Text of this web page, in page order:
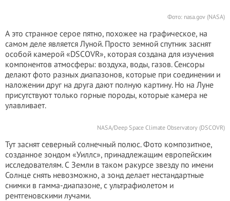
Фото: nasa.gov (NASA)
А это странное серое пятно, похожее на графическое, на
самом деле является Луной. Просто земной спутник заснят
особой камерой «DSCOVR», которая создана для изучения
компонентов атмосферы: воздуха, воды, газов. Сенсоры
делают фото разных диапазонов, которые при соединении и
наложении друг на друга дают полную картину. Но на Луне
присутствуют только горные породы, которые камера не
улавливает.
NASA/Deep Space Climate Observatory (DSCOVR)
Тут заснят северный солнечный полюс. Фото композитное,
созданное зондом «Уиллс», принадлежащим европейским
исследователям. С Земли в таком ракурсе звезду по имени
Солнце снять невозможно, а зонд делает нестандартные
снимки в гамма-диапазоне, с ультрафиолетом и
рентгеновскими лучами.